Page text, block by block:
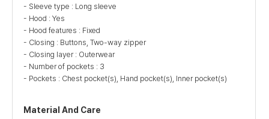
- Sleeve type : Long sleeve
- Hood : Yes
- Hood features : Fixed
- Closing : Buttons, Two-way zipper
- Closing layer : Outerwear
- Number of pockets : 3
- Pockets : Chest pocket(s), Hand pocket(s), Inner pocket(s)
Material And Care